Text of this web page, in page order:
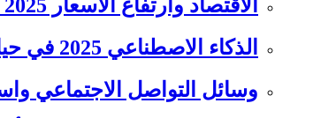
الاقتصاد وارتفاع الأسعار 2025 : طرق عملية للتوفير وإدارة المصاريف
الذكاء الاصطناعي 2025 في حياتك اليومية : الدليل الشامل للاستفادة…
وسائل التواصل الاجتماعي